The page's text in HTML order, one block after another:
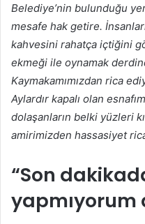
Belediye’nin bulunduğu
mesafe hak getire.
kahvesini rahatça içtiğini
ekmeği ile oynamak
Kaymakamımızdan rica
Aylardır kapalı olan
dolaşanların belki yüzleri
amirimizden hassasiyet
“Son
yapmıyorum